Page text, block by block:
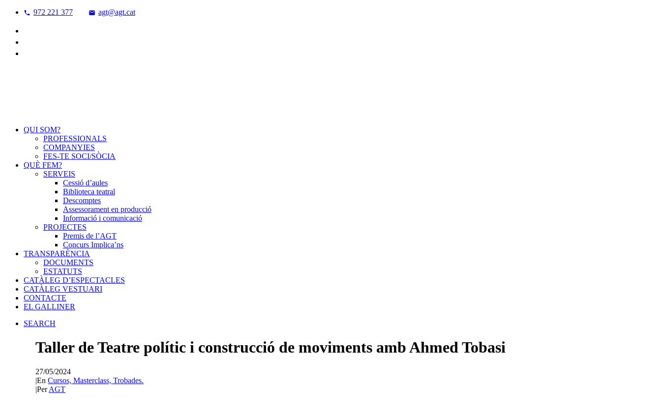
972 221 377 agt@agt.cat
QUI SOM?
PROFESSIONALS
COMPANYIES
FES-TE SOCI/SÒCIA
QUÈ FEM?
SERVEIS
Cessió d’aules
Biblioteca teatral
Descomptes
Assessorament en producció
Informació i comunicació
PROJECTES
Premis de l’AGT
Concurs Implica’ns
TRANSPARÈNCIA
DOCUMENTS
ESTATUTS
CATÀLEG D’ESPECTACLES
CATÀLEG VESTUARI
CONTACTE
EL GALLINER
SEARCH
Taller de Teatre polític i construcció de moviments amb Ahmed Tobasi
27/05/2024
|En Cursos, Masterclass, Trobades.
|PerAGT